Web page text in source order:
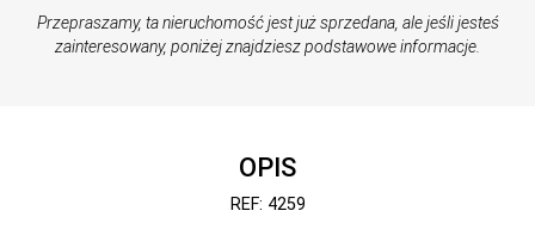
Przepraszamy, ta nieruchomość jest już sprzedana, ale jeśli jesteś
zainteresowany, poniżej znajdziesz podstawowe informacje.
OPIS
REF: 4259